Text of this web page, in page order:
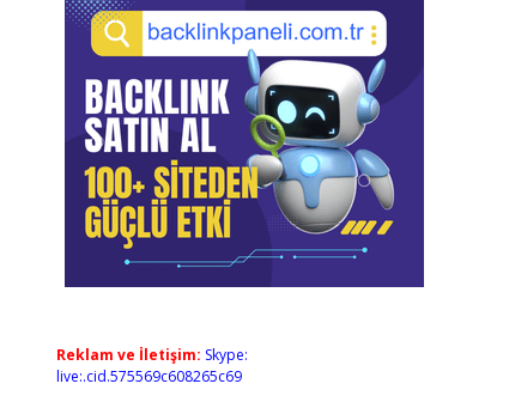
Reklam ve İletişim: Skype:
live:.cid.575569c608265c69